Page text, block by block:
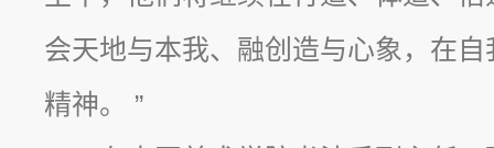
会天地与本我、融创造与心象，在
精神。 ”